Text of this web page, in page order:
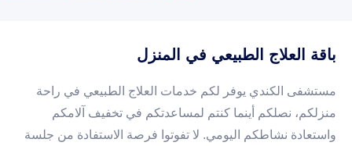
باقة العلاج الطبيعي في المنزل
مستشفى الكندي يوفر لكم خدمات العلاج الطبيعي في راحة
منزلكم، نصلكم أينما كنتم لمساعدتكم في تخفيف آلامكم
واستعادة نشاطكم اليومي. لا تفوتوا فرصة الاستفادة من جلسة